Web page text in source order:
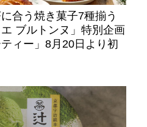
合う焼き菓子7種揃う
エ ブルトンヌ」特別企画
ティー」8月20日より初